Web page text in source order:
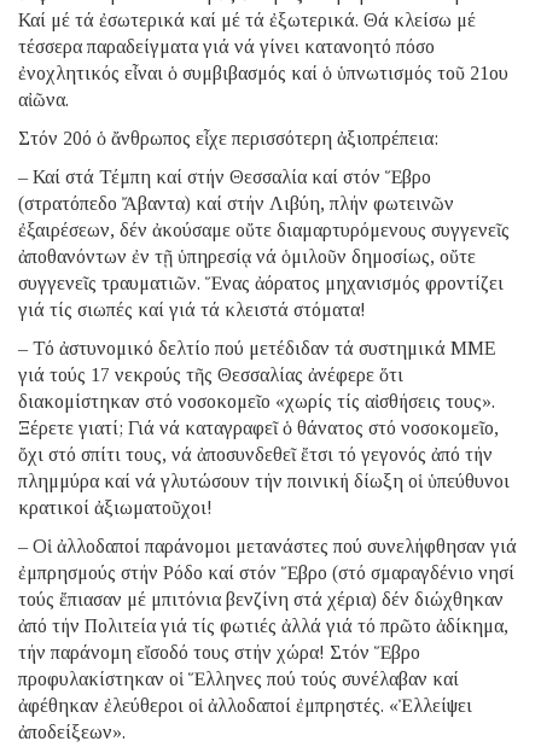
Καί μέ τά ἐσωτερικά καί μέ τά ἐξωτερικά. Θά κλείσω μέ
τέσσερα παραδείγματα γιά νά γίνει κατανοητό πόσο
ἐνοχλητικός εἶναι ὁ συμβιβασμός καί ὁ ὑπνωτισμός τοῦ 21ου
αἰῶνα.
Στόν 20ό ὁ ἄνθρωπος εἶχε περισσότερη ἀξιοπρέπεια:
– Καί στά Τέμπη καί στήν Θεσσαλία καί στόν Ἕβρο
(στρατόπεδο Ἄβαντα) καί στήν Λιβύη, πλήν φωτεινῶν
ἐξαιρέσεων, δέν ἀκούσαμε οὔτε διαμαρτυρόμενους συγγενεῖς
ἀποθανόντων ἐν τῇ ὑπηρεσίᾳ νά ὁμιλοῦν δημοσίως, οὔτε
συγγενεῖς τραυματιῶν. Ἕνας ἀόρατος μηχανισμός φροντίζει
γιά τίς σιωπές καί γιά τά κλειστά στόματα!
– Τό ἀστυνομικό δελτίο πού μετέδιδαν τά συστημικά ΜΜΕ
γιά τούς 17 νεκρούς τῆς Θεσσαλίας ἀνέφερε ὅτι
διακομίστηκαν στό νοσοκομεῖο «χωρίς τίς αἰσθήσεις τους».
Ξέρετε γιατί; Γιά νά καταγραφεῖ ὁ θάνατος στό νοσοκομεῖο,
ὄχι στό σπίτι τους, νά ἀποσυνδεθεῖ ἔτσι τό γεγονός ἀπό τήν
πλημμύρα καί νά γλυτώσουν τήν ποινική δίωξη οἱ ὑπεύθυνοι
κρατικοί ἀξιωματοῦχοι!
– Οἱ ἀλλοδαποί παράνομοι μετανάστες πού συνελήφθησαν γιά
ἐμπρησμούς στήν Ρόδο καί στόν Ἕβρο (στό σμαραγδένιο νησί
τούς ἔπιασαν μέ μπιτόνια βενζίνη στά χέρια) δέν διώχθηκαν
ἀπό τήν Πολιτεία γιά τίς φωτιές ἀλλά γιά τό πρῶτο ἀδίκημα,
τήν παράνομη εἴσοδό τους στήν χώρα! Στόν Ἕβρο
προφυλακίστηκαν οἱ Ἕλληνες πού τούς συνέλαβαν καί
ἀφέθηκαν ἐλεύθεροι οἱ ἀλλοδαποί ἐμπρηστές. «Ἐλλείψει
ἀποδείξεων».